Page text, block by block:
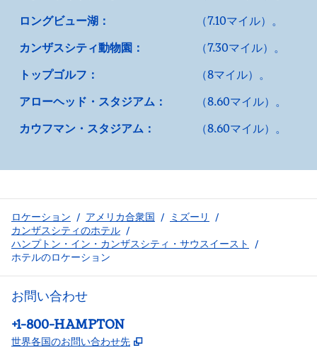
ロングビュー湖：
（7.10マイル）。
カンザスシティ動物園：
（7.30マイル）。
トップゴルフ：
（8マイル）。
アローヘッド・スタジアム：
（8.60マイル）。
カウフマン・スタジアム：
（8.60マイル）。
ロケーション / アメリカ合衆国 / ミズーリ
/
カンザスシティのホテル /
ハンプトン・イン・カンザスシティ・サウスイースト
/
ホテルのロケーション
お問い合わせ
電話：
+1-800-HAMPTON
世界各国のお問い合わせ先 ,